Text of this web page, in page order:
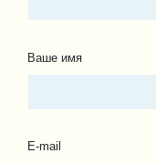
Ваше имя
E-mail